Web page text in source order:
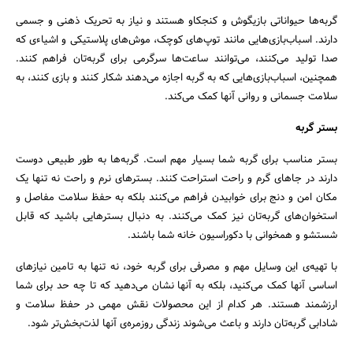
گربه‌ها حیواناتی بازیگوش و کنجکاو هستند و نیاز به تحریک ذهنی و جسمی
دارند. اسباب‌بازی‌هایی مانند توپ‌های کوچک، موش‌های پلاستیکی و اشیاءی که
صدا تولید می‌کنند، می‌توانند ساعت‌ها سرگرمی برای گربه‌تان فراهم کنند.
همچنین، اسباب‌بازی‌هایی که به گربه اجازه می‌دهند شکار کنند و بازی کنند، به
سلامت جسمانی و روانی آنها کمک می‌کند.
بستر گربه
بستر مناسب برای گربه شما بسیار مهم است. گربه‌ها به طور طبیعی دوست
دارند در جاهای گرم و راحت استراحت کنند. بسترهای نرم و راحت نه تنها یک
مکان امن و دنج برای خوابیدن فراهم می‌کنند بلکه به حفظ سلامت مفاصل و
استخوان‌های گربه‌تان نیز کمک می‌کنند. به دنبال بسترهایی باشید که قابل
شستشو و همخوانی با دکوراسیون خانه شما باشند.
با تهیه‌ی این وسایل مهم و مصرفی برای گربه خود، نه تنها به تامین نیازهای
اساسی آنها کمک می‌کنید، بلکه به آنها نشان می‌دهید که تا چه حد برای شما
ارزشمند هستند. هر کدام از این محصولات نقش مهمی در حفظ سلامت و
شادابی گربه‌تان دارند و باعث می‌شوند زندگی روزمره‌ی آنها لذت‌بخش‌تر شود.